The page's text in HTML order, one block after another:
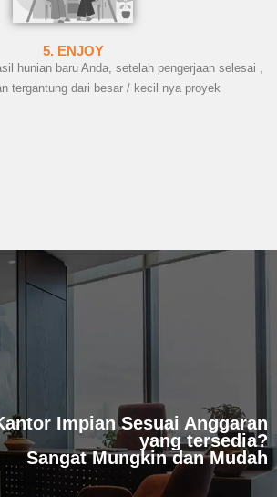
5. ENJOY
hunian baru Anda, setelah pengerjaan selesai ,
tergantung dari besar / kecil nya proyek
Impian Sesuai Anggaran
yang tersedia?
Sangat Mungkin dan Mudah